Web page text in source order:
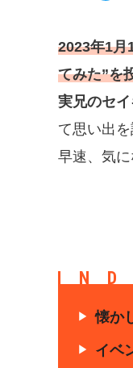
2023年1月
てみた”を
実兄のセ
て思い出
早速、気に
懐か
イベ